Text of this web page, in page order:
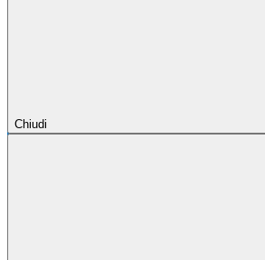
Chiudi